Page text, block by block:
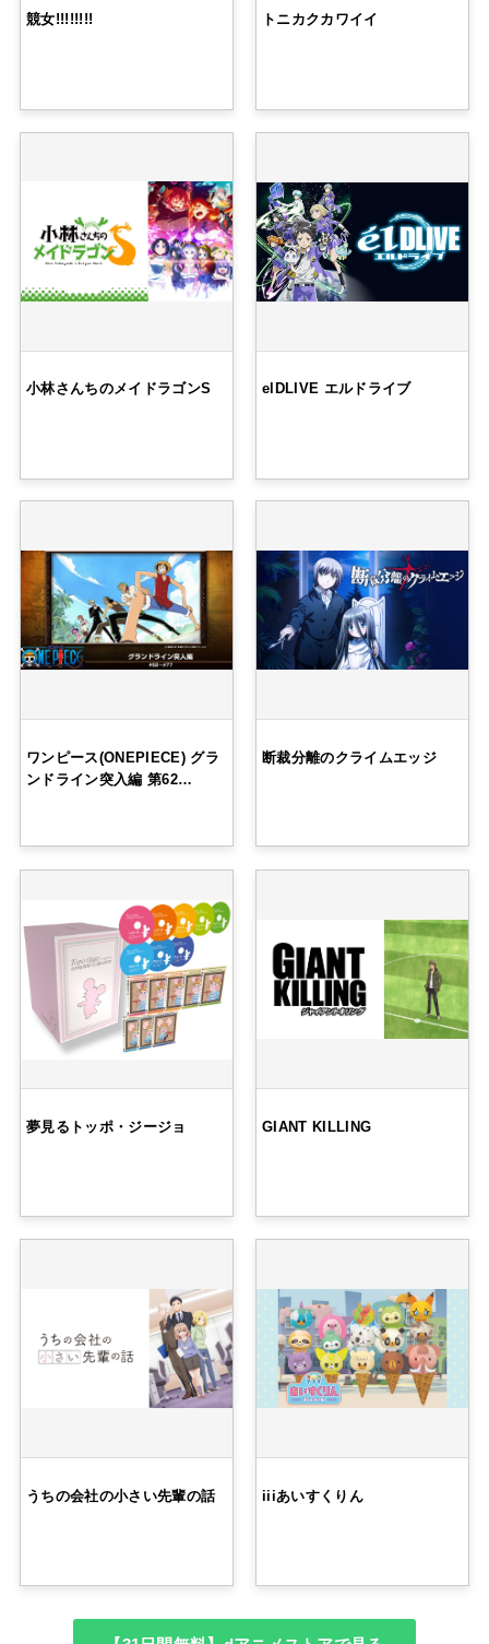
競女!!!!!!!! トニカクカワイイ
小林さんちのメイドラゴンS elDLIVE エルドライブ
ワンピース(ONEPIECE) グラ
ンドライン突入編 第62…
断裁分離のクライムエッジ
夢見るトッポ・ジージョ GIANT KILLING
うちの会社の小さい先輩の話 iiiあいすくりん